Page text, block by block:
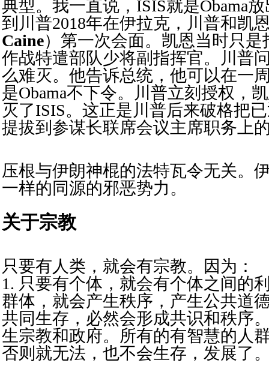
典型。 我一直说，ISIS就是Obama
到川普2018年在伊拉克，川普和凯
Caine）第一次会面。凯恩当时只是
作战特遣部队少将副指挥官。川普
么难灭。他告诉总统，他可以在一
是Obama不下令。川普立刻授权，
灭了ISIS。这正是川普后来破格把
提拔到参谋长联席会议主席职务上
压根与伊朗神棍的法特瓦令无关。
一样的同源的邪恶势力。
关于宗教
只要有人类，就会有宗教。
因为：
1. 只要有个体，就会有个体之间的
群体，就会产生秩序，产生公共道
共同生存，必然会形成共识和秩序
生宗教和政府。所有的有智慧的人
否则就无法，也不会生存，发展了